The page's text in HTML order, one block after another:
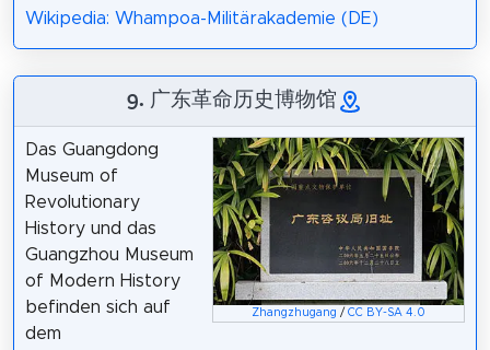
Wikipedia: Whampoa-Militärakademie (DE)
9. 广东革命历史博物馆
Zhangzhugang /CC BY-SA 4.0
Das Guangdong
Museum of
Revolutionary
History und das
Guangzhou Museum
of Modern History
befinden sich auf
dem